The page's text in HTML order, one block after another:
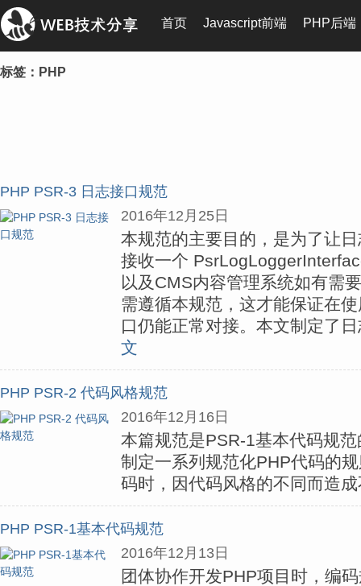
首页 Javascript前端 PHP后端
标签：PHP
PHP PSR-3 日志接口规范
2016年12月25日
本规范的主要目的，是为了让
接收一个
以及CMS内容管理系统如有需
需遵循本规范，这才能保证在
口仍能正常对接。本文制定了
文
PHP PSR-2 代码风格规范
2016年12月16日
本篇规范是PSR-1基本代码规
制定一系列规范化PHP代码的
码时，因代码风格的不同而造
PHP PSR-1基本代码规范
2016年12月13日
团体协作开发PHP项目时，编